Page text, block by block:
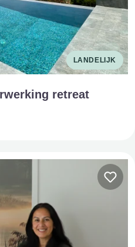
LANDELIJK
retreat